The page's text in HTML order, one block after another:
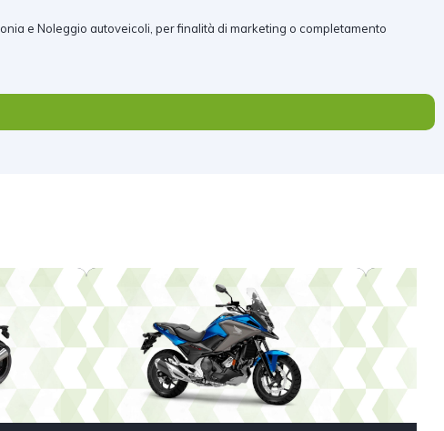
e Noleggio autoveicoli, per finalità di marketing o completamento